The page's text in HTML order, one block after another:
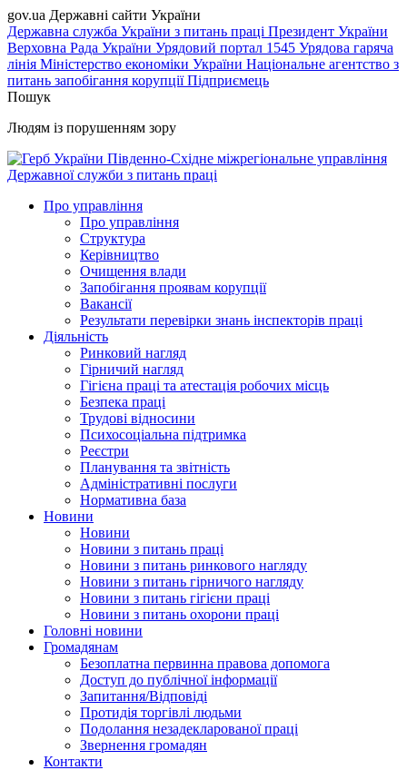
gov.ua Державні сайти України
Державна служба України з питань праці Президент України
Верховна Рада України Урядовий портал 1545 Урядова гаряча
лінія Міністерство економіки України Національне агентство з
питань запобігання корупціїПідприємець
Пошук
Людям із порушенням зору
Південно-Східне міжрегіональне управління
Державної служби з питань праці
Про управління
Про управління
Структура
Керівництво
Очищення влади
Запобігання проявам корупції
Вакансії
Результати перевірки знань інспекторів праці
Діяльність
Ринковий нагляд
Гірничий нагляд
Гігієна праці та атестація робочих місць
Безпека праці
Трудові відносини
Психосоціальна підтримка
Реєстри
Планування та звітність
Адміністративні послуги
Нормативна база
Новини
Новини
Новини з питань праці
Новини з питань ринкового нагляду
Новини з питань гірничого нагляду
Новини з питань гігієни праці
Новини з питань охорони праці
Головні новини
Громадянам
Безоплатна первинна правова допомога
Доступ до публічної інформації
Запитання/Відповіді
Протидія торгівлі людьми
Подолання незадекларованої праці
Звернення громадян
Контакти